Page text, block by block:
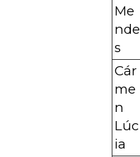
Me
nde
s
Cár
me
n
Lúc
ia